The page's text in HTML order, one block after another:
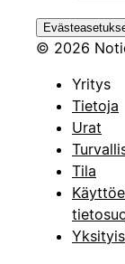
© 2026
Yritys
Tietoja
Urat
Tila